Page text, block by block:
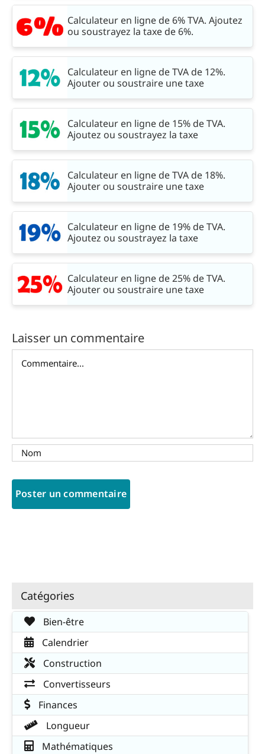
Calculateur en ligne de 6% TVA. Ajoutez
ou soustrayez la taxe de 6%.
Calculateur en ligne de TVA de 12%.
Ajouter ou soustraire une taxe
Calculateur en ligne de 15% de TVA.
Ajoutez ou soustrayez la taxe
Calculateur en ligne de TVA de 18%.
Ajouter ou soustraire une taxe
Calculateur en ligne de 19% de TVA.
Ajoutez ou soustrayez la taxe
Calculateur en ligne de 25% de TVA.
Ajouter ou soustraire une taxe
Laisser un commentaire
Catégories
Bien-être
Calendrier
Construction
Convertisseurs
Finances
Longueur
Mathématiques